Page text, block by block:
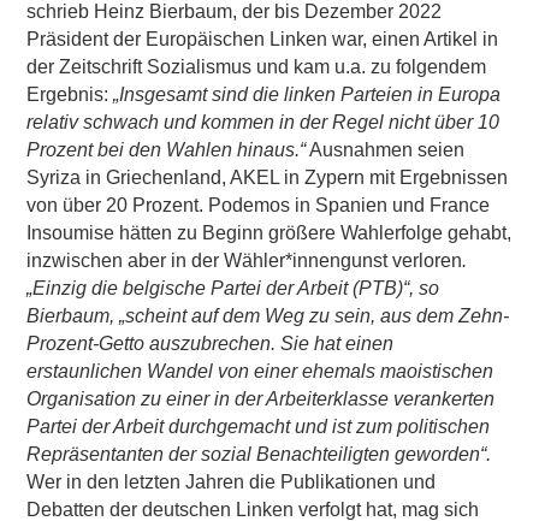
schrieb Heinz Bierbaum, der bis Dezember 2022
Präsident der Europäischen Linken war, einen Artikel in
der Zeitschrift Sozialismus und kam u.a. zu folgendem
Ergebnis:„Insgesamt sind die linken Parteien in Europa
relativ schwach und kommen in der Regel nicht über 10
Prozent bei den Wahlen hinaus.“Ausnahmen seien
Syriza in Griechenland, AKEL in Zypern mit Ergebnissen
von über 20 Prozent. Podemos in Spanien und France
Insoumise hätten zu Beginn größere Wahlerfolge gehabt,
inzwischen aber in der Wähler*innengunst verloren.
„Einzig die belgische Partei der Arbeit (PTB)“, so
Bierbaum, „scheint auf dem Weg zu sein, aus dem Zehn-
Prozent-Getto auszubrechen. Sie hat einen
erstaunlichen Wandel von einer ehemals maoistischen
Organisation zu einer in der Arbeiterklasse verankerten
Partei der Arbeit durchgemacht und ist zum politischen
Repräsentanten der sozial Benachteiligten geworden“.
Wer in den letzten Jahren die Publikationen und
Debatten der deutschen Linken verfolgt hat, mag sich